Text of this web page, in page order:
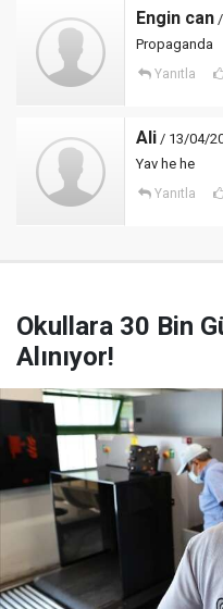
Engin can
Propaganda
Yanıtla
Ali / 13/04/
Yav he he
Yanıtla
Okullara 30 Bin
Alınıyor!